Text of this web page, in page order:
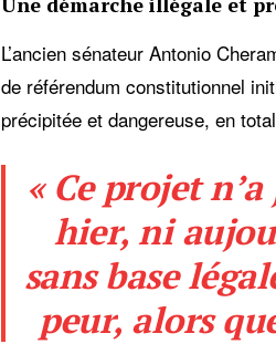
L’ancien sénateur Antonio
de référendum constitutionnel
précipitée et dangereuse, en
« Ce projet
hier, ni
sans base
peur, alors